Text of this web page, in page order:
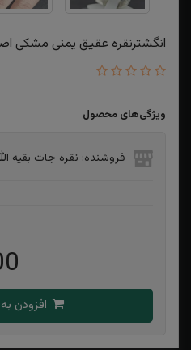
انگشترنقره عقیق یمنی مشکی
ویژگی‌های محصول
فروشنده: نقره جات بقیه